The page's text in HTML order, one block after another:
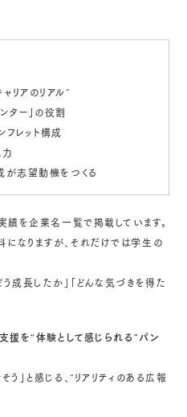
リアのリアル”
ター」の役割
フレット構成
力
が志望動機をつくる
績を企業名一覧で掲載しています。
なりますが、それだけでは学生の
成長したか」「どんな気づきを得た
援を“体験として感じられる”パン
」と感じる、“リアリティのある広報